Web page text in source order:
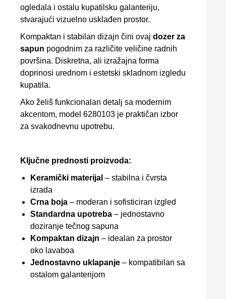
ogledala i ostalu kupatilsku galanteriju,
stvarajući vizuelno usklađen prostor.
Kompaktan i stabilan dizajn čini ovaj dozer za
sapun pogodnim za različite veličine radnih
površina. Diskretna, ali izražajna forma
doprinosi urednom i estetski skladnom izgledu
kupatila.
Ako želiš funkcionalan detalj sa modernim
akcentom, model 6280103 je praktičan izbor
za svakodnevnu upotrebu.
Ključne prednosti proizvoda:
Keramički materijal – stabilna i čvrsta
izrada
Crna boja – moderan i sofisticiran izgled
Standardna upotreba – jednostavno
doziranje tečnog sapuna
Kompaktan dizajn – idealan za prostor
oko lavaboa
Jednostavno uklapanje – kompatibilan sa
ostalom galanterijom